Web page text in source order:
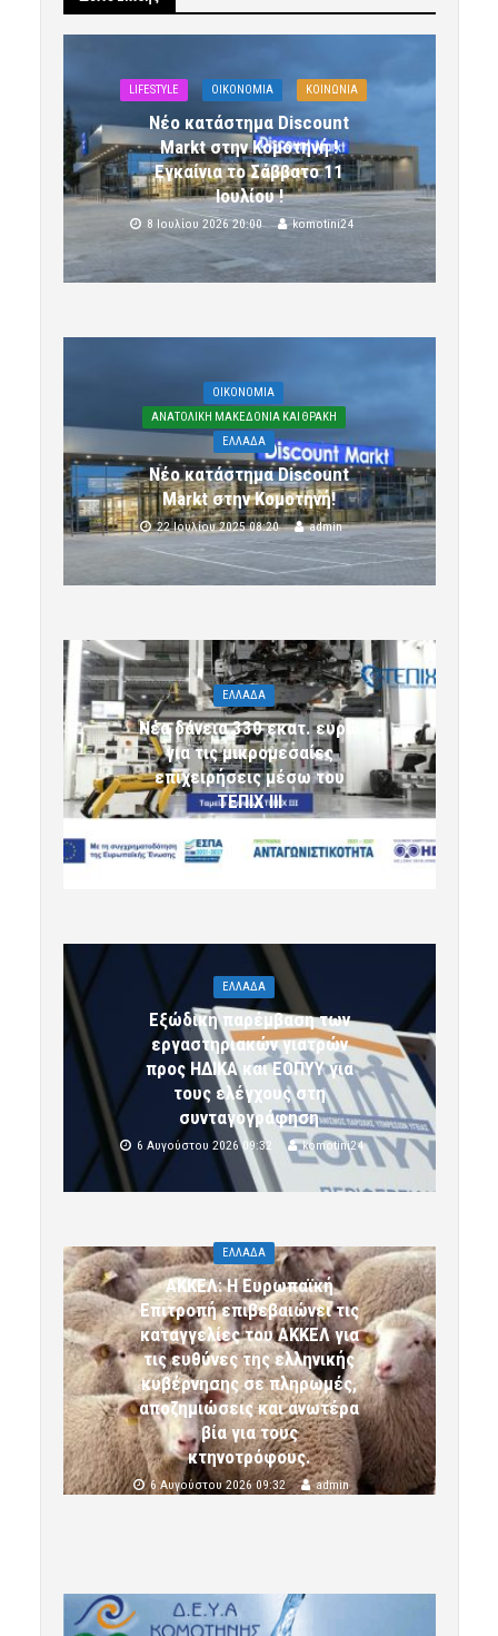
LIFESTYLE OIKONOMIA ΚΟΙΝΩΝΙΑ
Νέο κατάστημα Discount
Markt στην Κομοτηνή !
Εγκαίνια το Σάββατο 11
Ιουλίου !
8 Ιουλίου 2026 20:00 komotini24
OIKONOMIA
ΑΝΑΤΟΛΙΚΗ ΜΑΚΕΔΟΝΙΑ ΚΑΙ ΘΡΑΚΗ
ΕΛΛΑΔΑ
Νέο κατάστημα Discount
Markt στην Κομοτηνή!
22 Ιουλίου 2025 08:20 admin
ΕΛΛΑΔΑ
Νέα δάνεια 330 εκατ. ευρώ
για τις μικρομεσαίες
επιχειρήσεις μέσω του
ΤΕΠΙΧ ΙΙΙ
ΕΛΛΑΔΑ
Εξώδικη παρέμβαση των
εργαστηριακών γιατρών
προς ΗΔΙΚΑ και ΕΟΠΥΥ για
τους ελέγχους στη
συνταγογράφηση
6 Αυγούστου 2026 09:32 komotini24
ΕΛΛΑΔΑ
ΑΚΚΕΛ: Η Ευρωπαϊκή
Επιτροπή επιβεβαιώνει τις
καταγγελίες του ΑΚΚΕΛ για
τις ευθύνες της ελληνικής
κυβέρνησης σε πληρωμές,
αποζημιώσεις και ανωτέρα
βία για τους
κτηνοτρόφους.
6 Αυγούστου 2026 09:32 admin